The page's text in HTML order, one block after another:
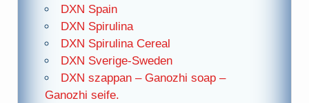
DXN Spain
DXN Spirulina
DXN Spirulina Cereal
DXN Sverige-Sweden
DXN szappan – Ganozhi soap –
Ganozhi seife.